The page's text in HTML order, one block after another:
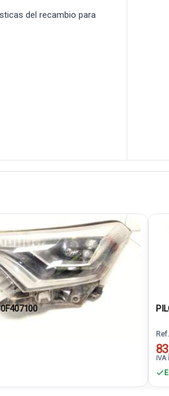
del recambio para